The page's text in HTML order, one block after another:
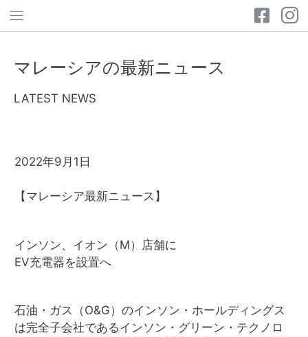
マレーシアの最新ニュース
LATEST NEWS
2022年9月1日
【マレーシア最新ニュース】
インソン、イオン（M）店舗に
EV充電器を設置へ
石油・ガス（O&G）のインソン・ホールディングス
は完全子会社であるインソン・グリーン・テクノロ